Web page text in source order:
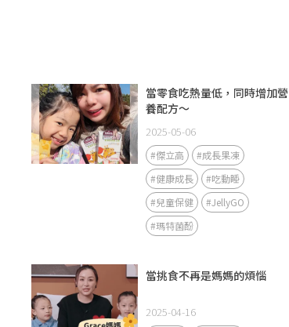
當零食吃熱量低，同時增加營
養配方～
2025-05-06
#傑立高
#成長果凍
#健康成長
#吃動睡
#兒童保健
#JellyGO
#瑪特菌酚
當挑食不再是媽媽的煩惱
2025-04-16